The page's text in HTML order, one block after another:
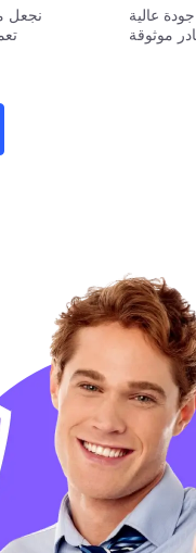
نجعل
عالية
موثوقة